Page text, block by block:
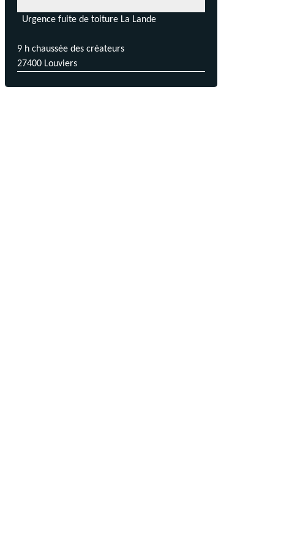
Urgence fuite de toiture La Lande
9 h chaussée des créateurs
27400 Louviers